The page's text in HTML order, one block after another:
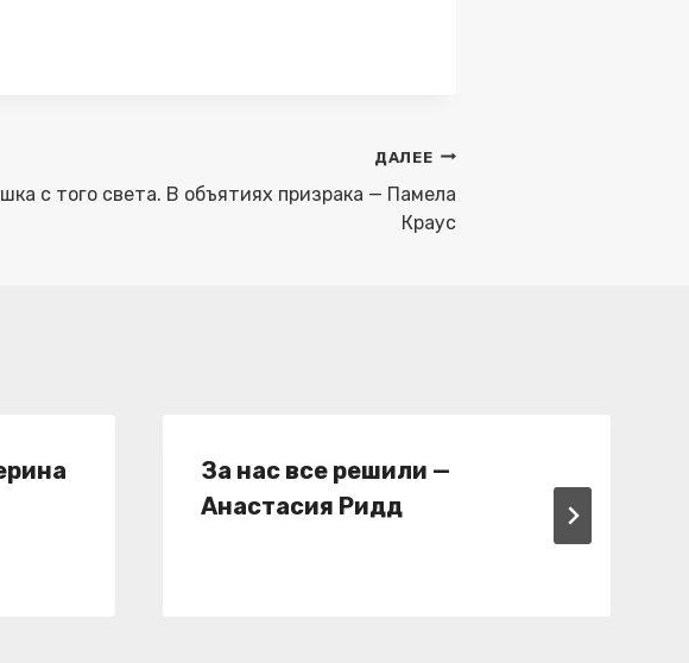
ДАЛЕЕ
с того света. В объятиях призрака — Памела
Краус
За нас все решили —
Анастасия Ридд